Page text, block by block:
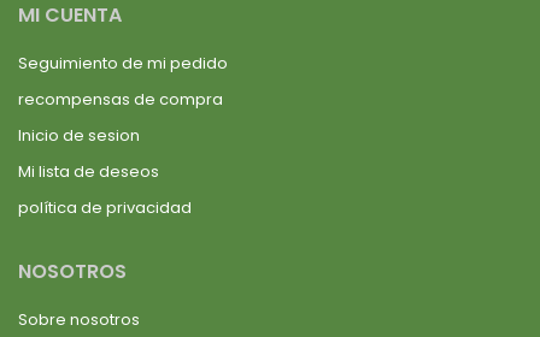
MI CUENTA
Seguimiento de mi pedido
recompensas de compra
Inicio de sesion
Mi lista de deseos
política de privacidad
NOSOTROS
Sobre nosotros